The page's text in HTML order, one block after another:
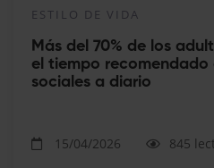
ESTILO DE VIDA
Más del 70% de los
el tiempo recomendado
sociales a diario
15/04/2026 845